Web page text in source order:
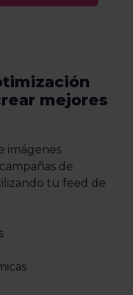
mejores
imágenes
de
tu feed de